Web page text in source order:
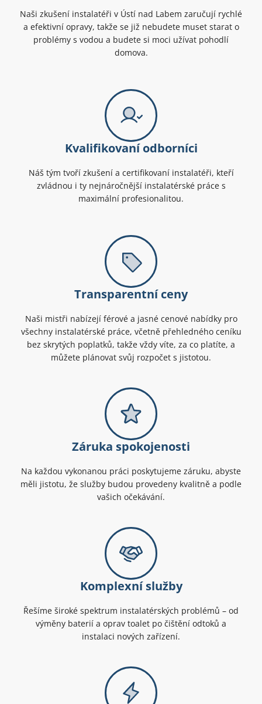
Naši zkušení instalatéři v Ústí nad Labem zaručují rychlé
a efektivní opravy, takže se již nebudete muset starat o
problémy s vodou a budete si moci užívat pohodlí
domova.
Kvalifikovaní odborníci
Náš tým tvoří zkušení a certifikovaní instalatéři, kteří
zvládnou i ty nejnáročnější instalatérské práce s
maximální profesionalitou.
Transparentní ceny
Naši mistři nabízejí férové a jasné cenové nabídky pro
všechny instalatérské práce, včetně přehledného ceníku
bez skrytých poplatků, takže vždy víte, za co platíte, a
můžete plánovat svůj rozpočet s jistotou.
Záruka spokojenosti
Na každou vykonanou práci poskytujeme záruku, abyste
měli jistotu, že služby budou provedeny kvalitně a podle
vašich očekávání.
Komplexní služby
Řešíme široké spektrum instalatérských problémů – od
výměny baterií a oprav toalet po čištění odtoků a
instalaci nových zařízení.